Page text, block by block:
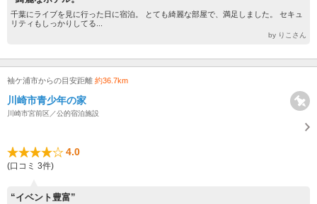
千葉にライブを見に行った日に宿泊。 とても綺麗な部屋で、満足しました。 セキュ
リティもしっかりしてる...
by りこさん
袖ケ浦市からの目安距離 約36.7km
川崎市青少年の家
川崎市宮前区／公的宿泊施設
4.0
(口コミ 3件)
“イベント豊富”